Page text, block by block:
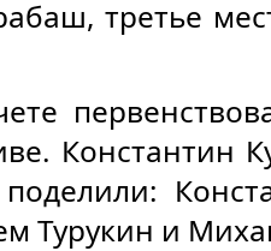
третье
Константин
поделили:
Турукин и